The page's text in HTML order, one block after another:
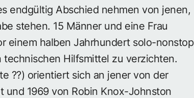
endgültig Abschied nehmen von jenen,
stehen. 15 Männer und eine Frau
einem halben Jahrhundert solo-nonstop
Hilfsmittel zu verzichten.
??) orientiert sich an jener von der
und 1969 von Robin Knox-Johnston